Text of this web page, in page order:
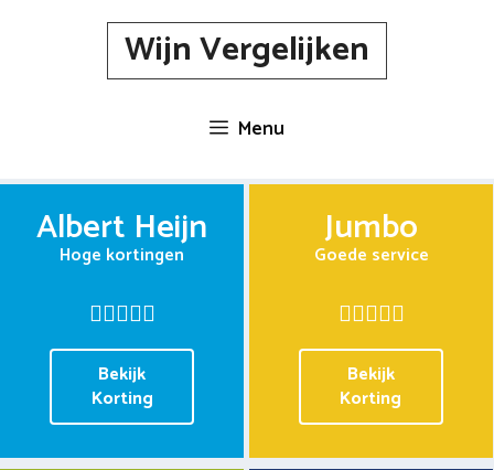
Wijn Vergelijken
Menu
Albert Heijn
Hoge kortingen
Bekijk
Korting
Jumbo
Goede service
Bekijk
Korting